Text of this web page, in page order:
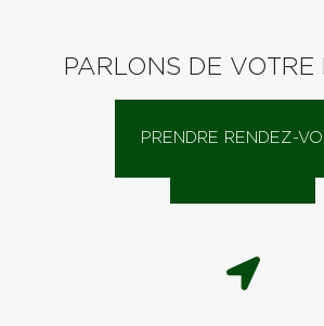
PARLONS DE VOTRE
PRENDRE RENDEZ-